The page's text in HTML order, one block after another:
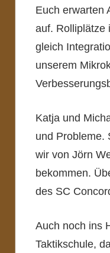
Euch erwarten
auf. Rolliplätze
gleich
unserem
Katja und
und Probleme.
wir von Jörn
bekommen.
des SC
Auch noch ins
Taktikschule,